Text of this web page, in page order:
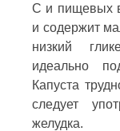
С и пищевых
и содержит
низкий
идеально
Капуста
следует
желудка.